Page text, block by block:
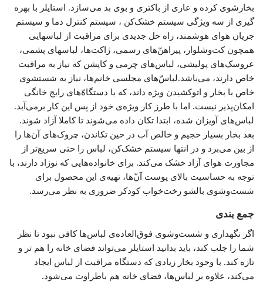
بخارشوی کرده و عاری از باکتری و بوی بد می‌سازد. استایلر با بهره
گیری از سه ویژگی سیستم خشک‌کن ، سیستم کنترل دما و سیستم
جریان هوای هوشمند، راه حل جدیدی برای مراقبت از لباسهایی
همچون کت‌وشلوار، پیراهن‌ّهای رسمی، ژاکت‌ها، لباسهای پشمی،
عروسک‌های پولیشی، لباس‌های چرمی و کاپشن که نیاز به مراقبت
خاص دارند، می‌باشد.لباس‌ّهای مجلسی خانم‌ها، نیاز به شستشوی
خاص با بخار و اتوکشیدن ویژه داند، که با دستگاه‌ّهای رایج خانگی
امکان‌پذیر نیست. اما با طرز کار ویژه‌ی خود از پس این کار برمی‌آید.
لباس‌های آویزان شده، ابتدا تکان داده می‌شوند تا کاملا آزاد شوند.
بعد بخار بسیار حجیم و خالص آب در حین تکاندن، چروک‌های آن‌ها را
از بین می‌برد و در انتها سیستم خشک‌کن، لباس را حتی سریع‌تر از
مجاورت هوای آزاد خشک می‌کند. برای خانواده‌هایی که نوزاد دارند، با
توجه به حساسیت بالای پوست آن‌ّها، تهیه‌ی این محصول برای
شست‌وشوی بالشو رخت‌خواب کودکر ضروری به نظر می‌رسد.
جمع بندی
اگر نگهداری و شست‌وشوی فوق‌العاده‌ی لباس‌ها کافی نبود تا نظر
شما را جلب کند، باید بدانید استایلر می‌تواند فضای خانه را هم تر و
تازه کند. با وجود بخار زیادی که دستگاه مراقبت از لباس ایجاد
می‌کند، علاوه بر لباس‌ها، فضای خانه هم باطراوت می‌شود.